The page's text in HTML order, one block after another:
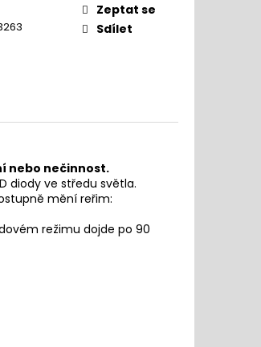
Zeptat se
Sdílet
nebo nečinnost.
diody ve středu světla.
mění reřim:
režimu dojde po 90